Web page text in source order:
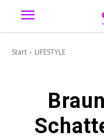
Start LIFESTYLE